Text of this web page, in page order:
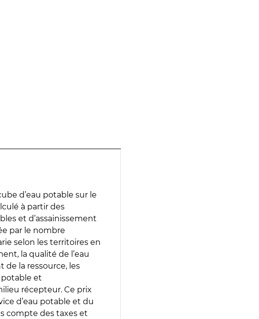
d’eau potable sur le
à partir des
et d’assainissement
par le nombre
selon les territoires en
la qualité de l’eau
de la ressource, les
et
récepteur. Ce prix
d’eau potable et du
compte des taxes et